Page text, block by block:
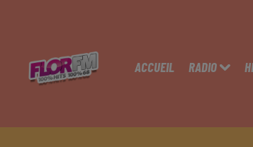
ACCUEIL RADIO